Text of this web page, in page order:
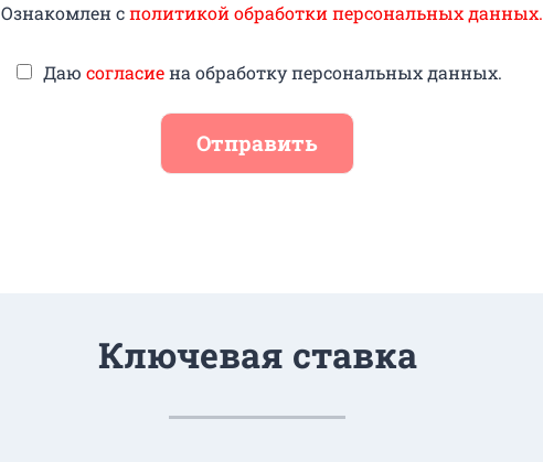
Ознакомлен сполитикой обработки персональных данных.
Даю согласиена обработку персональных данных.
Отправить
Ключевая ставка